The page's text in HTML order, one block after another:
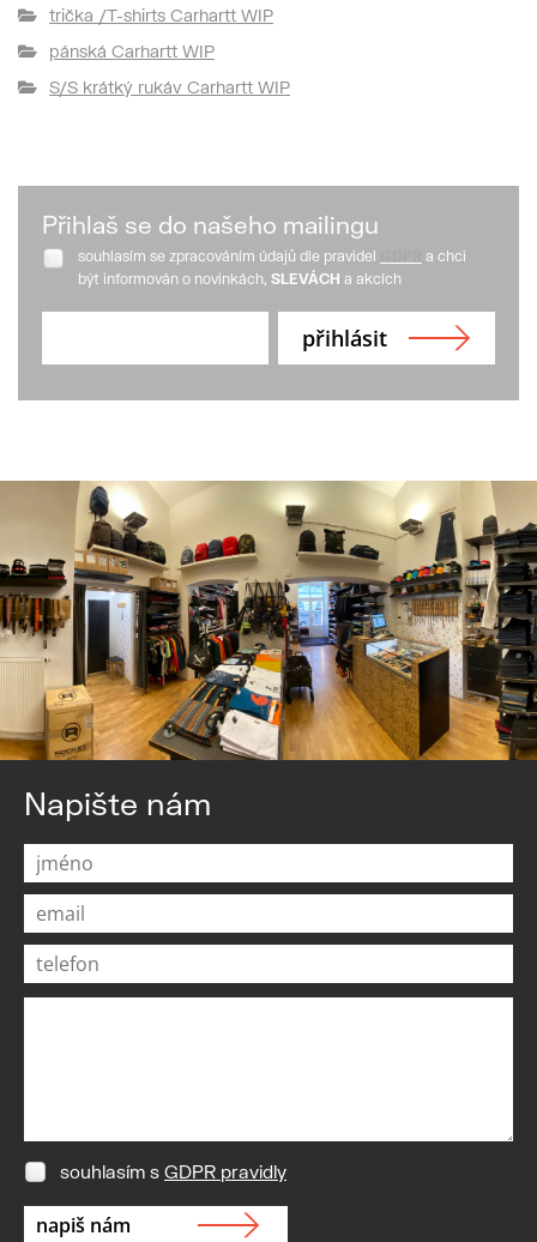
trička /T-shirts Carhartt WIP
pánská Carhartt WIP
S/S krátký rukáv Carhartt WIP
Přihlaš se do našeho mailingu
souhlasím se zpracováním údajů dle pravidel
a chci
být informován o novinkách, SLEVÁCH a akcích
Napište nám
souhlasím s GDPR pravidly